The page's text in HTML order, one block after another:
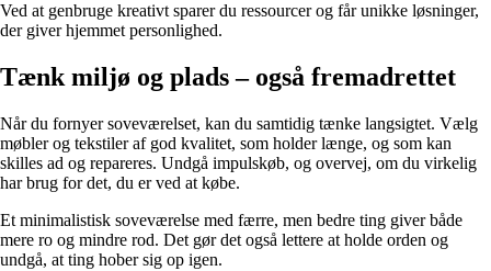
Ved at genbruge kreativt sparer du ressourcer og får unikke løsninger,
der giver hjemmet personlighed.
Tænk miljø og plads – også fremadrettet
Når du fornyer soveværelset, kan du samtidig tænke langsigtet. Vælg
møbler og tekstiler af god kvalitet, som holder længe, og som kan
skilles ad og repareres. Undgå impulskøb, og overvej, om du virkelig
har brug for det, du er ved at købe.
Et minimalistisk soveværelse med færre, men bedre ting giver både
mere ro og mindre rod. Det gør det også lettere at holde orden og
undgå, at ting hober sig op igen.